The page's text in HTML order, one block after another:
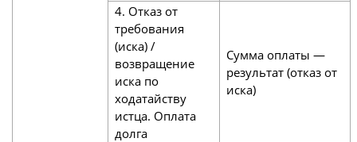
4. Отказ от
требования
(иска) /
возвращение
иска по
ходатайству
истца. Оплата
долга
Сумма оплаты —
результат (отказ от
иска)